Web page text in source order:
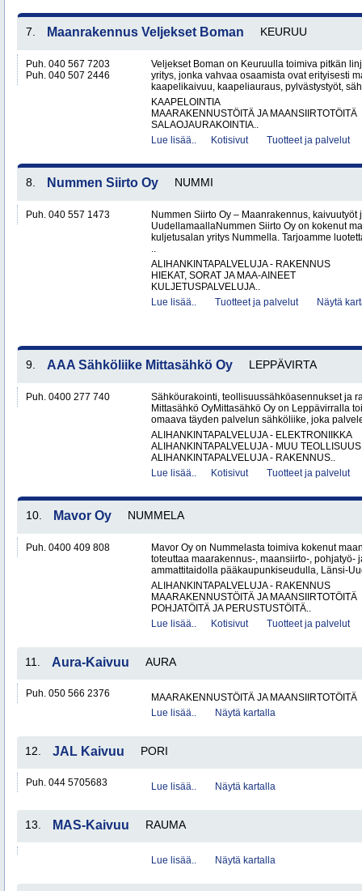
7. Maanrakennus Veljekset Boman KEURUU
Puh. 040 567 7203
Puh. 040 507 2446
Veljekset Boman on Keuruulla toimiva pitkän
yritys, jonka vahvaa osaamista ovat erityisesti
kaapelikaivuu, kaapeliauraus, pylvästystyöt,
KAAPELOINTIA
MAARAKENNUSTÖITÄ JA MAANSIIRTOTÖITÄ
SALAOJAURAKOINTIA..
Lue lisää..
Kotisivut Tuotteet ja palvelut
8. Nummen Siirto Oy NUMMI
Puh. 040 557 1473
Nummen Siirto Oy – Maanrakennus,
UudellamaallaNummen Siirto Oy on kokenut
kuljetusalan yritys Nummella. Tarjoamme
..
ALIHANKINTAPALVELUJA - RAKENNUS
HIEKAT, SORAT JA MAA-AINEET
KULJETUSPALVELUJA..
Lue lisää..
Tuotteet ja palvelut Näytä
9. AAA Sähköliike Mittasähkö Oy LEPPÄVIRTA
Puh. 0400 277 740
Sähköurakointi, teollisuussähköasennukset ja
Mittasähkö OyMittasähkö Oy on Leppävirralla
omaava täyden palvelun sähköliike, joka
ALIHANKINTAPALVELUJA - ELEKTRONIIKKA
ALIHANKINTAPALVELUJA - MUU TEOLLISUUS
ALIHANKINTAPALVELUJA - RAKENNUS..
Lue lisää..
Kotisivut Tuotteet ja palvelut
10. Mavor Oy NUMMELA
Puh. 0400 409 808
Mavor Oy on Nummelasta toimiva kokenut
toteuttaa maarakennus-, maansiirto-, pohjatyö-
ammattitaidolla pääkaupunkiseudulla, Länsi-
ALIHANKINTAPALVELUJA - RAKENNUS
MAARAKENNUSTÖITÄ JA MAANSIIRTOTÖITÄ
POHJATÖITÄ JA PERUSTUSTÖITÄ..
Lue lisää..
Kotisivut Tuotteet ja palvelut
11. Aura-Kaivuu AURA
Puh. 050 566 2376
MAARAKENNUSTÖITÄ JA MAANSIIRTOTÖITÄ
Lue lisää..
Näytä kartalla
12. JAL Kaivuu PORI
Puh. 044 5705683 Lue lisää.. Näytä kartalla
13. MAS-Kaivuu RAUMA
Lue lisää.. Näytä kartalla